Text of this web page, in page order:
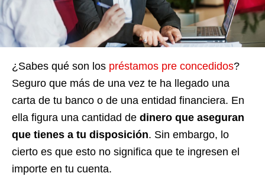
¿Sabes qué son los préstamos pre concedidos?
Seguro que más de una vez te ha llegado una
carta de tu banco o de una entidad financiera. En
ella figura una cantidad de dinero que aseguran
que tienes a tu disposición. Sin embargo, lo
cierto es que esto no significa que te ingresen el
importe en tu cuenta.